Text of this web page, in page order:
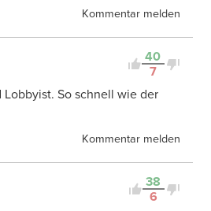
Kommentar melden
40
7
So schnell wie der
Kommentar melden
38
6